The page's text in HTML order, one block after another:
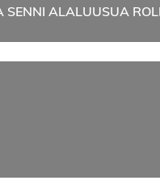
SENNI ALALUUSUA